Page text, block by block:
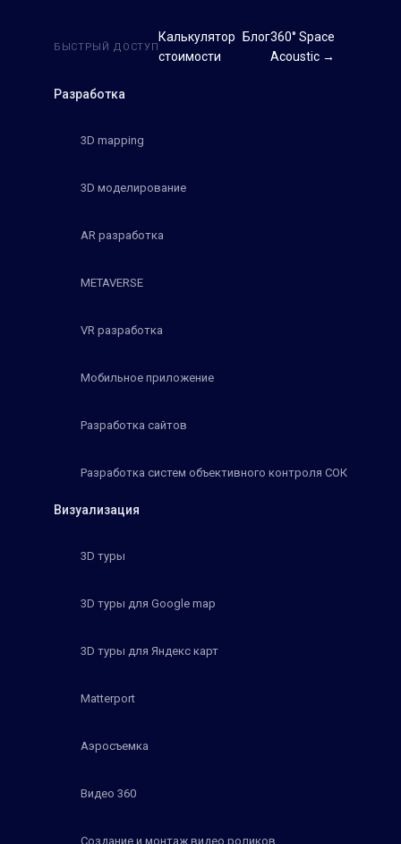
Разработка
3D mapping
3D моделирование
AR разработка
METAVERSE
VR разработка
Мобильное приложение
Разработка сайтов
Разработка систем объективного контроля СОК
Визуализация
3D туры
3D туры для Google map
3D туры для Яндекс карт
Matterport
Аэросъемка
Видео 360
Создание и монтаж видео роликов
БЫСТРЫЙ ДОСТУП
Калькулятор
стоимости
Блог360° Space
Acoustic →